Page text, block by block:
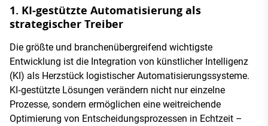
1. KI‑gestützte Automatisierung als
strategischer Treiber
Die größte und branchenübergreifend wichtigste
Entwicklung ist die Integration von künstlicher Intelligenz
(KI) als Herzstück logistischer Automatisierungssysteme.
KI‑gestützte Lösungen verändern nicht nur einzelne
Prozesse, sondern ermöglichen eine weitreichende
Optimierung von Entscheidungsprozessen in Echtzeit –